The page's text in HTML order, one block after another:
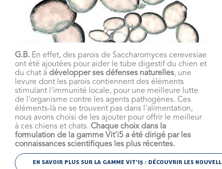
G.B. En effet, des parois de Saccharomyces cerevesiae
ont été ajoutées pour aider le tube digestif du chien et
du chat à développer ses défenses naturelles, une
levure dont les parois contiennent des éléments
stimulant l'immunité locale, pour une meilleure lutte
de l'organisme contre les agents pathogènes. Ces
éléments-là ne se trouvent pas dans l'alimentation,
nous avons choisi de les ajouter pour offrir le meilleur
à ces chiens et chats. Chaque choix dans la
formulation de la gamme Vit'i5 a été dirigé par les
connaissances scientifiques les plus récentes.
EN SAVOIR PLUS SUR LA GAMME VIT'I5 : DÉCOUVRIR LES